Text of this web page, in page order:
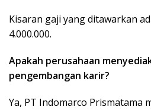
Kisaran gaji yang ditawarkan
4.000.000.
Apakah perusahaan
pengembangan karir?
Ya, PT Indomarco Prismatama